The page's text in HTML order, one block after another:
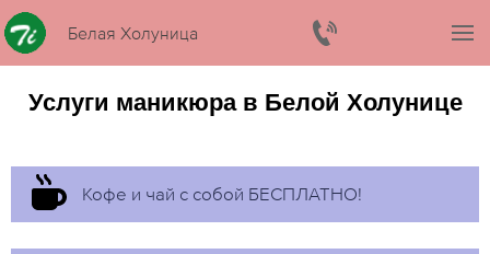
Белая Холуница
Услуги маникюра в Белой Холунице
Кофе и чай с собой БЕСПЛАТНО!